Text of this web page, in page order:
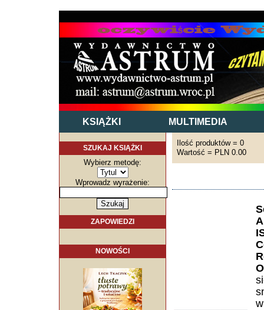
KSIĄŻKI MULTIMEDIA
SZUKAJ KSIĄŻKI
Wybierz metodę:
Wprowadz wyrażenie:
ZAPOWIEDZI
NOWOŚCI
Ilość produktów = 0
Wartość = PLN 0.00